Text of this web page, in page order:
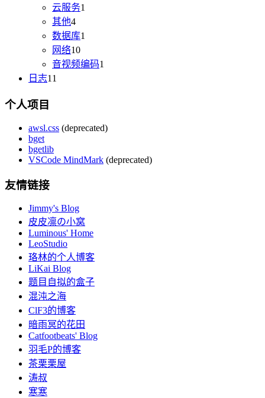
云服务1
其他4
数据库1
网络10
音视频编码1
日志11
个人项目
awsl.css (deprecated)
bget
bgetlib
VSCode MindMark (deprecated)
友情链接
Jimmy's Blog
皮皮凛の小窝
Luminous' Home
LeoStudio
珞林的个人博客
LiKai Blog
题目自拟的盒子
混沌之海
ClF3的博客
暗雨冥的花田
Catfootbeats' Blog
羽毛P的博客
茶栗栗屋
涛叔
寒寒